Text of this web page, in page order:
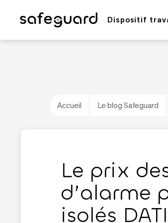
Dispositif
Accueil Le blog Safeguard
Le prix
d’alarme
isolés DATI